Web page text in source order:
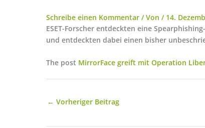
Schreibe einen Kommentar / Von / 14.
ESET-Forscher entdeckten eine
und entdeckten dabei einen bisher
The post MirrorFace greift mit Operation
← Vorheriger Beitrag